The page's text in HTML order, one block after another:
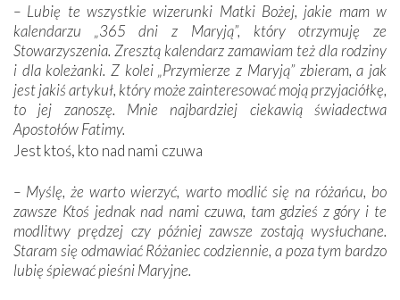
– Lubię te wszystkie wizerunki Matki Bożej, jakie mam w
kalendarzu „365 dni z Maryją”, który otrzymuję ze
Stowarzyszenia. Zresztą kalendarz zamawiam też dla rodziny
i dla koleżanki. Z kolei „Przymierze z Maryją” zbieram, a jak
jest jakiś artykuł, który może zainteresować moją przyjaciółkę,
to jej zanoszę. Mnie najbardziej ciekawią świadectwa
Apostołów Fatimy.
Jest ktoś, kto nad nami czuwa
– Myślę, że warto wierzyć, warto modlić się na różańcu, bo
zawsze Ktoś jednak nad nami czuwa, tam gdzieś z góry i te
modlitwy prędzej czy później zawsze zostają wysłuchane.
Staram się odmawiać Różaniec codziennie, a poza tym bardzo
lubię śpiewać pieśni Maryjne.